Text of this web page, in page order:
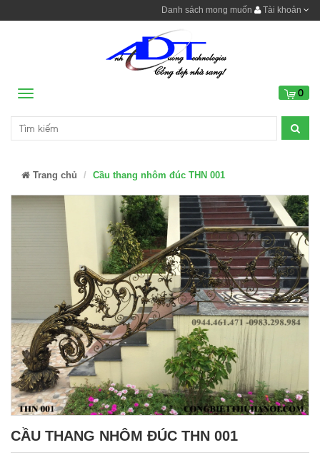
Danh sách mong muốn Tài khoản
Menu 0
Trang chủ Cầu thang nhôm đúc THN 001
CẦU THANG NHÔM ĐÚC THN 001